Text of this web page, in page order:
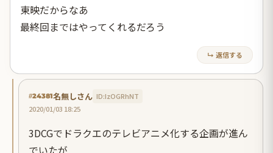
東映だからなあ
最終回まではやってくれるだろう
↳ 返信する
#24381名無しさん ID:IzOGRhNT
2020/01/03 18:25
3DCGでドラクエのテレビアニメ化する企画が進ん
でいたが